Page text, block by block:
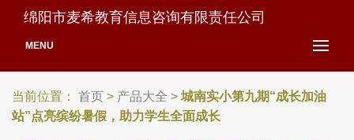
绵阳市麦希教育信息咨询有限责任公司
MENU
当前位置： 首页 > 产品大全 > 城南实小第九期“成长加油
站”点亮缤纷暑假，助力学生全面成长